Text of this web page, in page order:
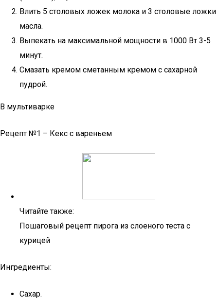
Влить 5 столовых ложек молока и 3 столовые ложки
масла.
Выпекать на максимальной мощности в 1000 Вт 3-5
минут.
Смазать кремом сметанным кремом с сахарной
пудрой.
В мультиварке
Рецепт №1 – Кекс с вареньем
Читайте также:
Пошаговый рецепт пирога из слоеного теста с
курицей
Ингредиенты:
Сахар.